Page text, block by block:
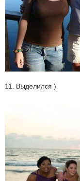
11. Выделился )